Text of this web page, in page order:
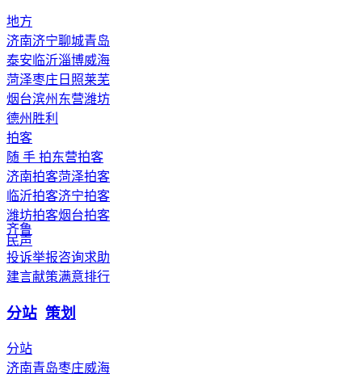
地方
济南济宁聊城青岛
泰安 临沂淄博威海
菏泽枣庄 日照莱芜
烟台滨州 东营潍坊
德州 胜利
拍客
随 手 拍东营拍客
济南拍客菏泽拍客
临沂拍客济宁拍客
潍坊拍客烟台拍客
齐鲁
民声
投诉举报咨询求助
建言献策满意排行
分站 策划
分站
济南青岛枣庄威海